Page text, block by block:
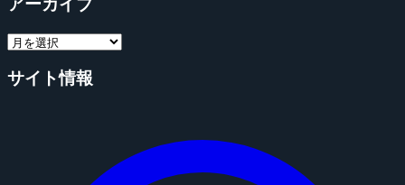
アーカイブ
サイト情報